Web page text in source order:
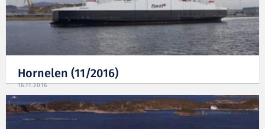
Hornelen (11/2016)
16.11.2016